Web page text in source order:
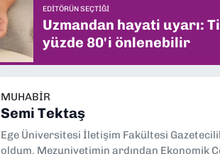
EDITÖRÜN SEÇTIĞI
Uzmandan hayati uyarı:
yüzde 80'i önlenebilir
MUHABIR
Semi Tektaş
Ege Üniversitesi İletişim Fakültesi
oldum. Mezuniyetimin ardından Ekonomik